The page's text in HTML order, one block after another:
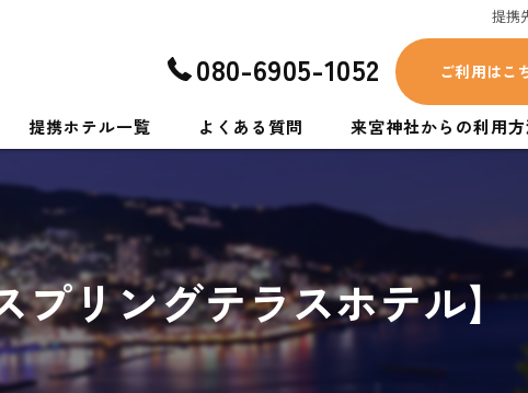
提携
080-6905-1052 ご利用はこ
提携ホテル一覧 よくある質問 来宮神社からの利用方
プリングテラスホテル】